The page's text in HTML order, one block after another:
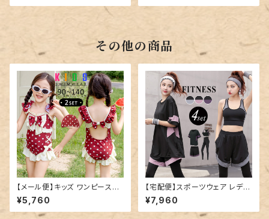
その他の商品
【メール便】キッズ ワンピース水
着 レトロガーリー リボン フリル
／kids551
¥5,760
【宅配便】スポーツウェア レディ
ース 上下4点セット トレーニン
グウェア ランニングウェア／fitn
ess001
¥7,960